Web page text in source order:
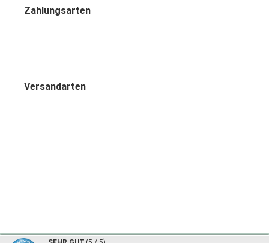
Zahlungsarten
Versandarten
1001 Wohntraum - traumhafte Bambusbetten © 2026 | ©